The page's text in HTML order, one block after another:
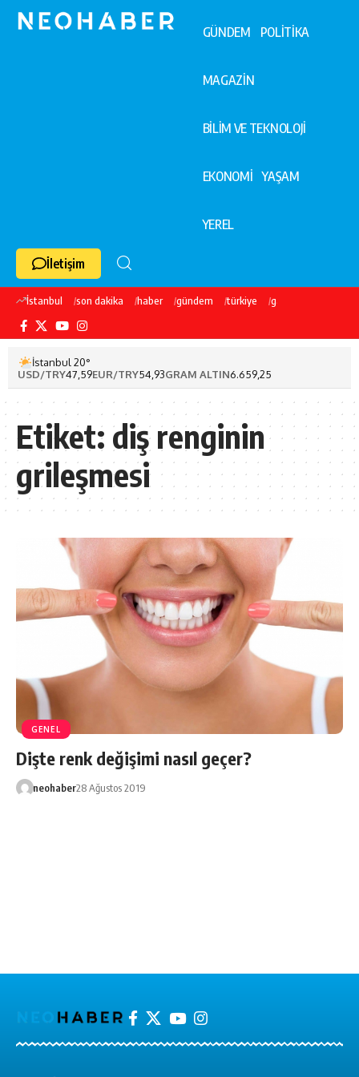
GÜNDEM POLİTİKA
MAGAZİN
BİLİM VE TEKNOLOJİ
EKONOMİ YAŞAM
YEREL
İletişim
İstanbul son dakika haber gündem türkiye galatasaray
İstanbul 20°
USD/TRY47,59EUR/TRY54,93GRAM ALTIN6.659,25
Etiket: diş renginin
grileşmesi
GENEL
Dişte renk değişimi nasıl geçer?
neohaber28 Ağustos 2019